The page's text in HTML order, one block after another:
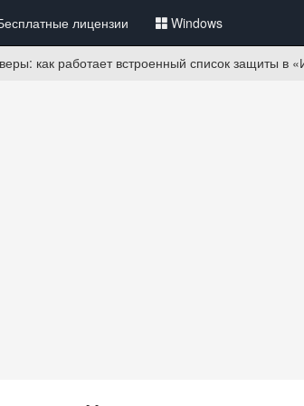
лицензии Windows
как работает встроенный список защиты в